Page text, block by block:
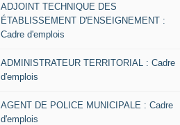
ADJOINT TECHNIQUE DES
ÉTABLISSEMENT D'ENSEIGNEMENT :
Cadre d'emplois
ADMINISTRATEUR TERRITORIAL : Cadre
d'emplois
AGENT DE POLICE MUNICIPALE : Cadre
d'emplois